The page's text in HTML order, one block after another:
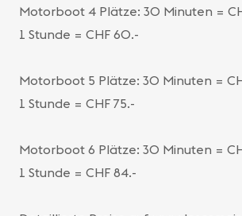
Motorboot 4 Plätze: 30 Minuten =
1 Stunde = CHF 60.-
Motorboot 5 Plätze: 30 Minuten =
1 Stunde = CHF 75.-
Motorboot 6 Plätze: 30 Minuten =
1 Stunde = CHF 84.-